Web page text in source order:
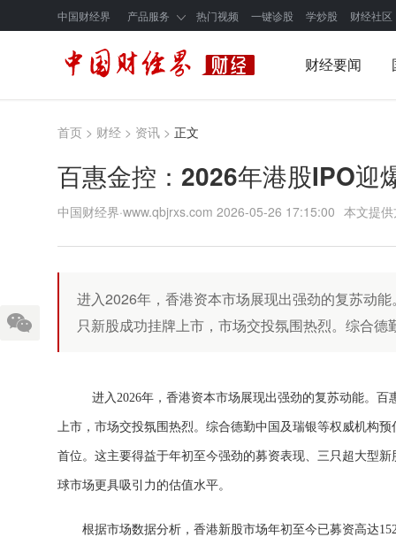
中国财经界 产品服务 热门视频 一键诊股 学炒股 财经社区
财经要闻
首页 > 财经 > 资讯 > 正文
百惠金控：2026年港股IPO迎
中国财经界·www.qbjrxs.com 2026-05-26 17:15:00 本文提
进入2026年，香港资本市场展现出强劲的复苏动
只新股成功挂牌上市，市场交投氛围热烈。综合
进入2026年，香港资本市场展现出强劲的复苏动能。
上市，市场交投氛围热烈。综合德勤中国及瑞银等权威机构
首位。这主要得益于年初至今强劲的募资表现、三只超大型
球市场更具吸引力的估值水平。
根据市场数据分析，香港新股市场年初至今已募资高达